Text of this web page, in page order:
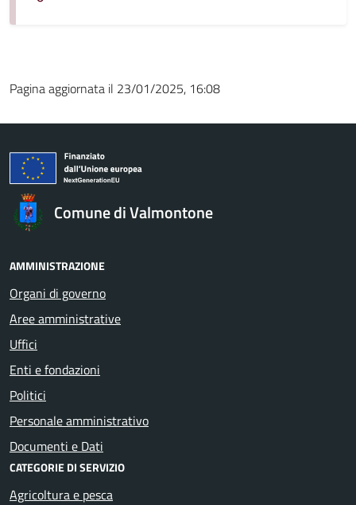
Pagina aggiornata il 23/01/2025, 16:08
Comune di Valmontone
AMMINISTRAZIONE
Organi di governo
Aree amministrative
Uffici
Enti e fondazioni
Politici
Personale amministrativo
Documenti e Dati
CATEGORIE DI SERVIZIO
Agricoltura e pesca